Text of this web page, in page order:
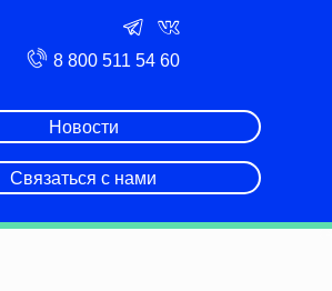
Связаться с нами
Новости
8 800 511 54 60